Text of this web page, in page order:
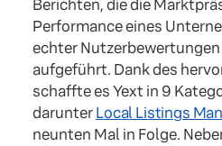
Berichten, die die
Performance eines
echter Nutzerbewertungen
aufgeführt. Dank des
schaffte es Yext in 9
darunterLocal Listings
neunten Mal in Folge.